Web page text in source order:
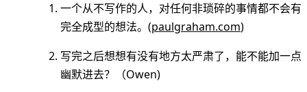
一个从不写作的人，对任何非琐碎的事情都不会有
完全成型的想法。(paulgraham.com)
写完之后想想有没有地方太严肃了，能不能加一点
幽默进去？（Owen)